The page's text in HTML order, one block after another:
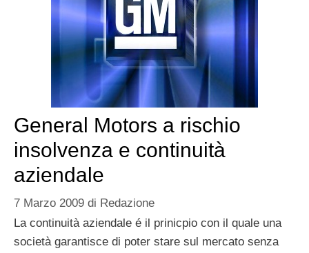
General Motors a rischio
insolvenza e continuità
aziendale
7 Marzo 2009 di Redazione
La continuità aziendale é il prinicpio con il quale una
società garantisce di poter stare sul mercato senza